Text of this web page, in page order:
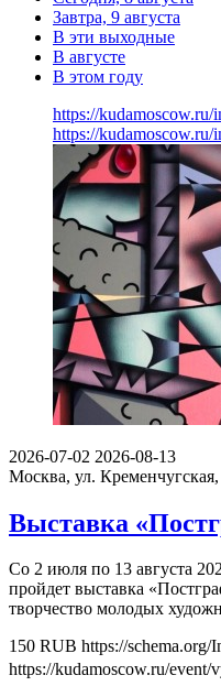
Завтра, 9 августа
В эти выходные
В августе
В этом году
https://kudamoscow.ru/
https://kudamoscow.ru/
2026-07-02 2026-08-13
Москва, ул. Кременчугская,
Выставка
Со 2 июля по 13 августа
пройдет выставка
творчество молодых
150 RUB https://schema.org/
https://kudamoscow.ru/event/